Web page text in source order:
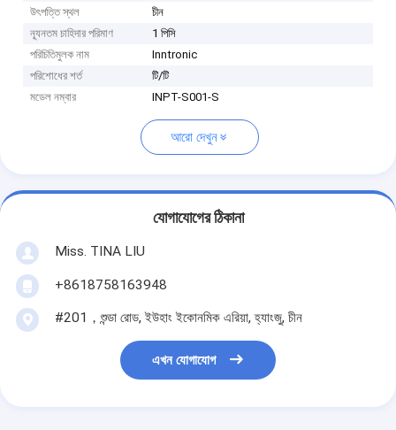
উৎপত্তি স্থল
চীন
ন্যূনতম চাহিদার পরিমাণ
1 পিসি
পরিচিতিমুলক নাম
Inntronic
পরিশোধের শর্ত
টি/টি
মডেল নম্বার
INPT-S001-S
আরো দেখুন
যোগাযোগের ঠিকানা
Miss. TINA LIU
+8618758163948
#201，শুন্ডা রোড, ইউহাং ইকোনমিক এরিয়া, হ্যাংজু, চীন
এখন যোগাযোগ